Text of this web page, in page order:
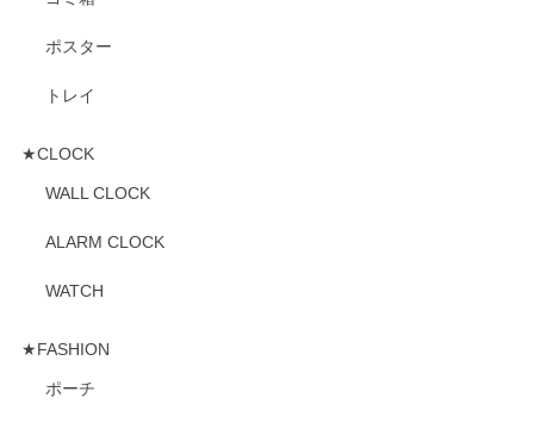
ポスター
トレイ
★CLOCK
WALL CLOCK
ALARM CLOCK
WATCH
★FASHION
ポーチ